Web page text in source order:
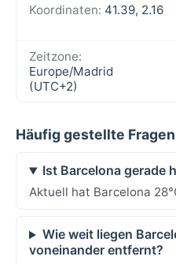
Koordinaten: 41.39, 2.16
Zeitzone:
Europe/Madrid
(UTC+2)
Häufig gestellte Fragen
Ist Barcelona gerade
Aktuell hat Barcelona
Wie weit liegen
voneinander entfernt?